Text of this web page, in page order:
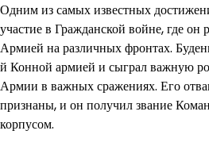
Одним из самых известных
участие в Гражданской войне, где он
Армией на различных фронтах.
й Конной армией и сыграл важную
Армии в важных сражениях. Его
признаны, и он получил звание
корпусом.